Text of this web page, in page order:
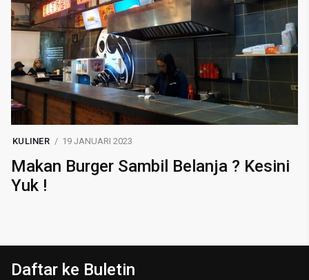
KULINER 19 JANUARI 2023
Makan Burger Sambil Belanja ? Kesini
Yuk !
Daftar ke Buletin